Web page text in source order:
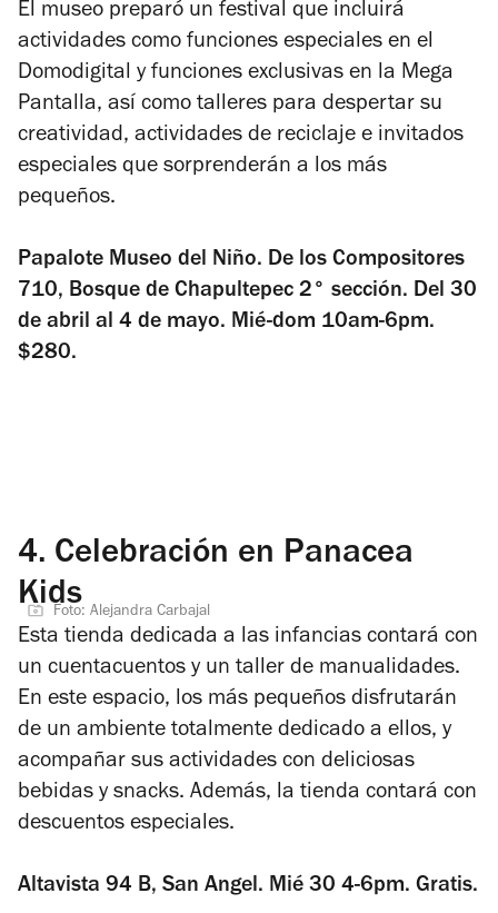
El museo preparó un festival que incluirá
actividades como funciones especiales en el
Domodigital y funciones exclusivas en la Mega
Pantalla, así como talleres para despertar su
creatividad, actividades de reciclaje e invitados
especiales que sorprenderán a los más
pequeños.
Papalote Museo del Niño. De los Compositores
710, Bosque de Chapultepec 2° sección. Del 30
de abril al 4 de mayo. Mié-dom 10am-6pm.
$280.
4. Celebración en Panacea
KidsFoto: Alejandra Carbajal
Esta tienda dedicada a las infancias contará con
un cuentacuentos y un taller de manualidades.
En este espacio, los más pequeños disfrutarán
de un ambiente totalmente dedicado a ellos, y
acompañar sus actividades con deliciosas
bebidas y snacks. Además, la tienda contará con
descuentos especiales.
Altavista 94 B, San Angel. Mié 30 4-6pm. Gratis.